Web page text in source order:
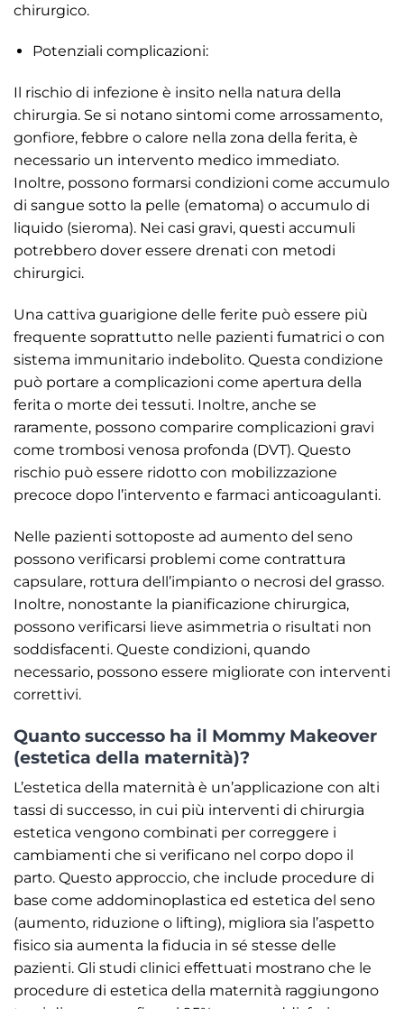
chirurgico.
Potenziali complicazioni:
Il rischio di infezione è insito nella natura della
chirurgia. Se si notano sintomi come arrossamento,
gonfiore, febbre o calore nella zona della ferita, è
necessario un intervento medico immediato.
Inoltre, possono formarsi condizioni come accumulo
di sangue sotto la pelle (ematoma) o accumulo di
liquido (sieroma). Nei casi gravi, questi accumuli
potrebbero dover essere drenati con metodi
chirurgici.
Una cattiva guarigione delle ferite può essere più
frequente soprattutto nelle pazienti fumatrici o con
sistema immunitario indebolito. Questa condizione
può portare a complicazioni come apertura della
ferita o morte dei tessuti. Inoltre, anche se
raramente, possono comparire complicazioni gravi
come trombosi venosa profonda (DVT). Questo
rischio può essere ridotto con mobilizzazione
precoce dopo l’intervento e farmaci anticoagulanti.
Nelle pazienti sottoposte ad aumento del seno
possono verificarsi problemi come contrattura
capsulare, rottura dell’impianto o necrosi del grasso.
Inoltre, nonostante la pianificazione chirurgica,
possono verificarsi lieve asimmetria o risultati non
soddisfacenti. Queste condizioni, quando
necessario, possono essere migliorate con interventi
correttivi.
Quanto successo ha il Mommy Makeover
(estetica della maternità)?
L’estetica della maternità è un’applicazione con alti
tassi di successo, in cui più interventi di chirurgia
estetica vengono combinati per correggere i
cambiamenti che si verificano nel corpo dopo il
parto. Questo approccio, che include procedure di
base come addominoplastica ed estetica del seno
(aumento, riduzione o lifting), migliora sia l’aspetto
fisico sia aumenta la fiducia in sé stesse delle
pazienti. Gli studi clinici effettuati mostrano che le
procedure di estetica della maternità raggiungono